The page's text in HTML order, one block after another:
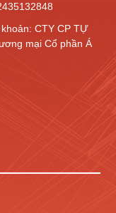
CTY CP TỰ
mại Cổ phần Á